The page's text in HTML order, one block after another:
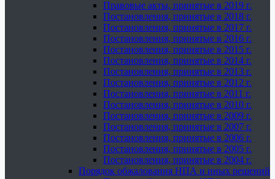
Правовые акты, принятые в 2019 г.
Постановления, принятые в 2018 г.
Постановления, принятые в 2017 г.
Постановления, принятые в 2016 г.
Постановления, принятые в 2015 г.
Постановления, принятые в 2014 г.
Постановления, принятые в 2013 г.
Постановления, принятые в 2012 г.
Постановления, принятые в 2011 г.
Постановления, принятые в 2010 г.
Постановления, принятые в 2009 г.
Постановления, принятые в 2007 г.
Постановления, принятые в 2006 г.
Постановления, принятые в 2005 г.
Постановления, принятые в 2004 г.
Порядок обжалования НПА и иных решений